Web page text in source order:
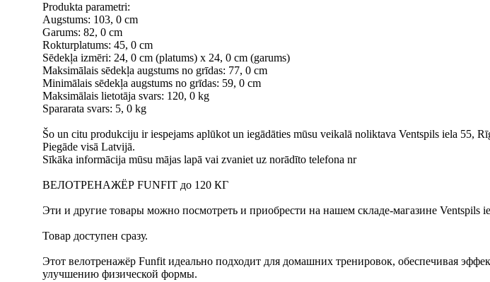
Produkta parametri:
Augstums: 103, 0 cm
Garums: 82, 0 cm
Rokturplatums: 45, 0 cm
Sēdekļa izmēri: 24, 0 cm (platums) x 24, 0 cm (garums)
Maksimālais sēdekļa augstums no grīdas: 77, 0 cm
Minimālais sēdekļa augstums no grīdas: 59, 0 cm
Maksimālais lietotāja svars: 120, 0 kg
Spararata svars: 5, 0 kg
Šo un citu produkciju ir iespejams aplūkot un iegādāties mūsu veikalā noliktava Ventspils iela 55,
Piegāde visā Latvijā.
Sīkāka informācija mūsu mājas lapā vai zvaniet uz norādīto telefona nr
ВЕЛОТРЕНАЖЁР FUNFIT до 120 КГ
Эти и другие товары можно посмотреть и приобрести на нашем складе-магазине Ventspils
Товар доступен сразу.
Этот велотренажёр Funfit идеально подходит для домашних тренировок, обеспечивая
улучшению физической формы.